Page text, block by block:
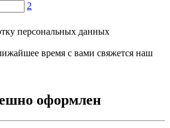
2
персональных данных
время с вами свяжется наш
оформлен